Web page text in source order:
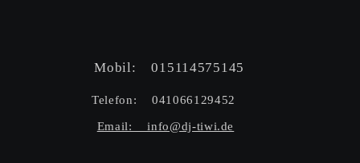
Telefon:    041066129452
Mobil:    015114575145
Email:    info@dj-tiwi.de